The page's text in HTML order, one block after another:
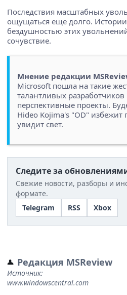
Последствия масштабных
ощущаться еще долго. Истории
бездушностью этих
сочувствие.
Мнение редакции
Microsoft пошла на такие
талантливых
перспективные проекты.
Hideo Kojima's "OD" избежит
увидит свет.
Следите за
Свежие новости, разборы и
формате.
Telegram
RSS Xbox
Редакция MSReview
Источник:
www.windowscentral.com